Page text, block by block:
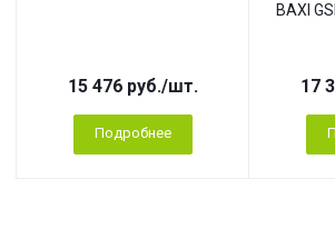
15 476 руб./шт.
Подробнее
BAXI
17